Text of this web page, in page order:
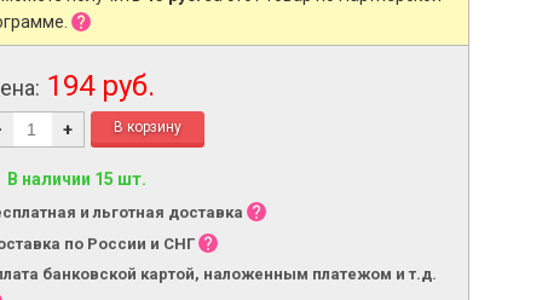
194 руб.
+
В наличии 15 шт.
и льготная доставка
по России и СНГ
банковской картой, наложенным платежом и т.д.